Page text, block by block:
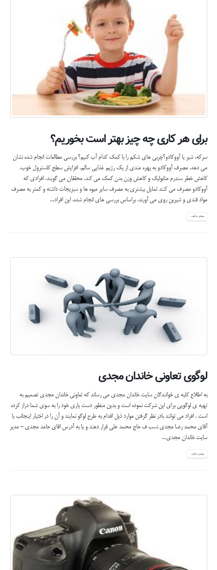
برای هر کاری چه چیز بهتر است بخوریم؟
سرکه، شیر یا آووکادو؟چربی های شکم را با کمک کدام آب کنیم؟ بررسی مطالعات انجام شده نشان
می دهد. مصرف آووکادو به بهره مندی از یک رژیم غذایی سالم، افزایش سطح کلسترول خوب،
کاهش خطر سندرم متابولیک و کاهش وزن بدن کمک می کند. محققان می گویند، افرادی که
آووکادو مصرف می کنند تمایل بیشتری به مصرف سایر میوه ها و سبزیجات داشته و کمتر به مصرف
مواد قندی و شیرین روی می آورند. براساس بررسی های انجام شده، این افراد...
بیشتر بدانید...
لوگوی تعاونی خاندان مجدی
به اطلاع کلیه ی خوانندگان سایت خاندان مجدی می رساند که تعاونی خاندان مجدی تصمیم به
تهیه ی لوگویی برای این شرکت نموده است و بدین منظور دست یاری خود را به سوی شما دراز کرده
است . افراد می توانند بادر نظر گرفتن موارد ذیل اقدام به طرح لوگو نمایند و آن را در اختیار اینجانب یا
آقای محمد رضا مجدی نسب ف حاج محمد علی قرار دهند و یا به آدرس اقای حامد مجدی - مدیر
سایت خاندان مجدی...
بیشتر بدانید...